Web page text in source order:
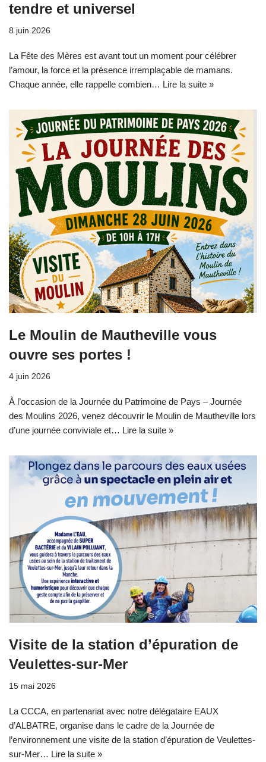
tendre et universel
8 juin 2026
La Fête des Mères est avant tout un moment pour célébrer
l’amour, la force et la présence irremplaçable de mamans.
Chaque année, elle rappelle combien… Lire la suite »
Le Moulin de Mautheville vous
ouvre ses portes !
4 juin 2026
À l’occasion de la Journée du Patrimoine de Pays – Journée
des Moulins 2026, venez découvrir le Moulin de Mautheville lors
d’une journée conviviale et… Lire la suite »
Visite de la station d’épuration de
Veulettes-sur-Mer
15 mai 2026
La CCCA, en partenariat avec notre délégataire EAUX
d’ALBATRE, organise dans le cadre de la Journée de
l’environnement une visite de la station d’épuration de Veulettes-
sur-Mer… Lire la suite »